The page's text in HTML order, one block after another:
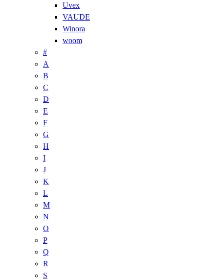
Uvex
VAUDE
Winora
woom
#
A
B
C
D
E
F
G
H
I
J
K
L
M
N
O
P
Q
R
S